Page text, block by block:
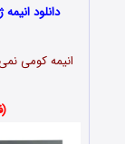
انیمه کومی